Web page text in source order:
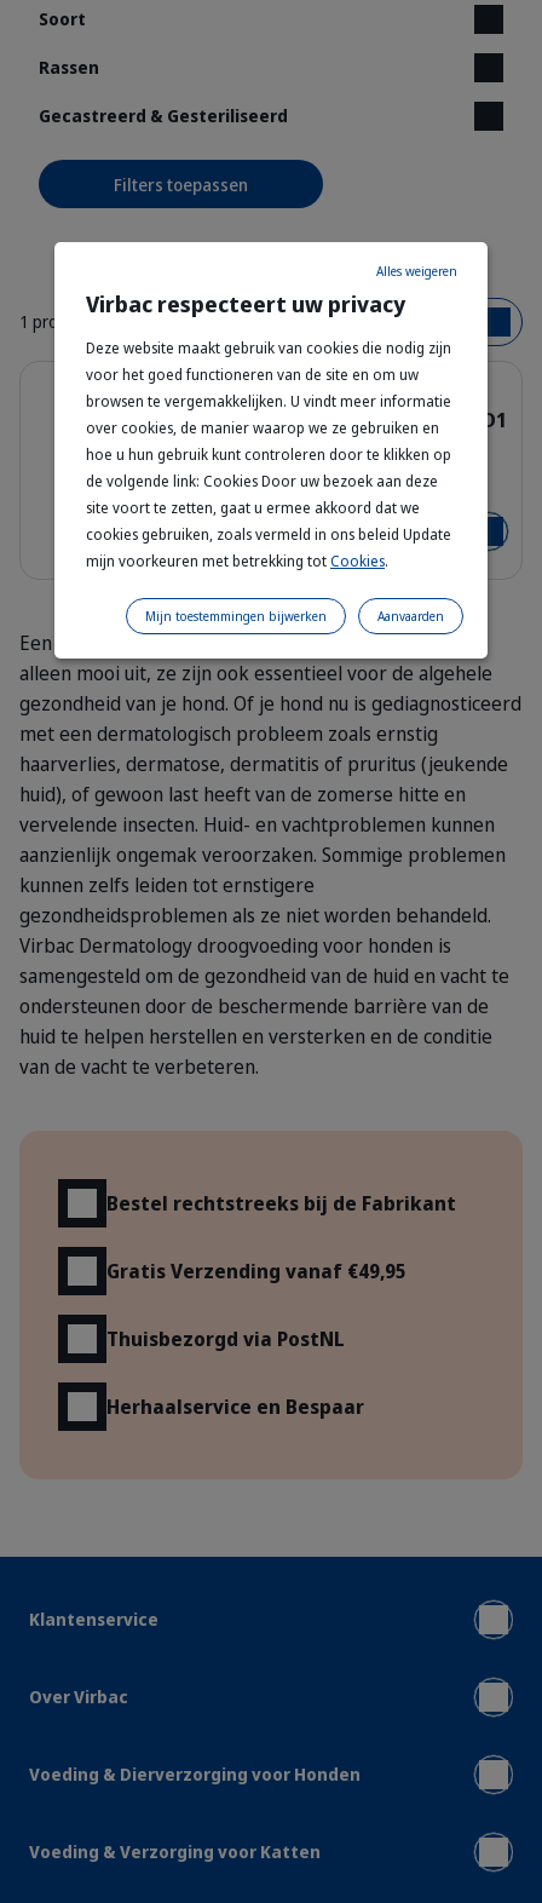
Soort
Rassen
Gecastreerd & Gesteriliseerd
Filters toepassen
1 product Bestsellers
Dermatology Support Dog Food D1
– Gezondheid van Huid en Haar
Vanaf€ 33,50€ 36,41 Voeg
Een gezonde huid en een glanzende vacht zien er niet
alleen mooi uit, ze zijn ook essentieel voor de algehele
gezondheid van je hond. Of je hond nu is gediagnosticeerd
met een dermatologisch probleem zoals ernstig
haarverlies, dermatose, dermatitis of pruritus (jeukende
huid), of gewoon last heeft van de zomerse hitte en
vervelende insecten. Huid- en vachtproblemen kunnen
aanzienlijk ongemak veroorzaken. Sommige problemen
kunnen zelfs leiden tot ernstigere
gezondheidsproblemen als ze niet worden behandeld.
Virbac Dermatology droogvoeding voor honden is
samengesteld om de gezondheid van de huid en vacht te
ondersteunen door de beschermende barrière van de
huid te helpen herstellen en versterken en de conditie
van de vacht te verbeteren.
Bestel rechtstreeks bij de Fabrikant
Gratis Verzending vanaf €49,95
Thuisbezorgd via PostNL
Herhaalservice en Bespaar
Klantenservice
Over Virbac
Voeding & Dierverzorging voor Honden
Voeding & Verzorging voor Katten
Virbac respecteert uw privacy
Deze website maakt gebruik van cookies die nodig zijn
voor het goed functioneren van de site en om uw
browsen te vergemakkelijken. U vindt meer informatie
over cookies, de manier waarop we ze gebruiken en
hoe u hun gebruik kunt controleren door te klikken op
de volgende link: Cookies Door uw bezoek aan deze
site voort te zetten, gaat u ermee akkoord dat we
cookies gebruiken, zoals vermeld in ons beleid Update
mijn voorkeuren met betrekking totCookies.
Alles weigeren
Aanvaarden
Mijn toestemmingen bijwerken